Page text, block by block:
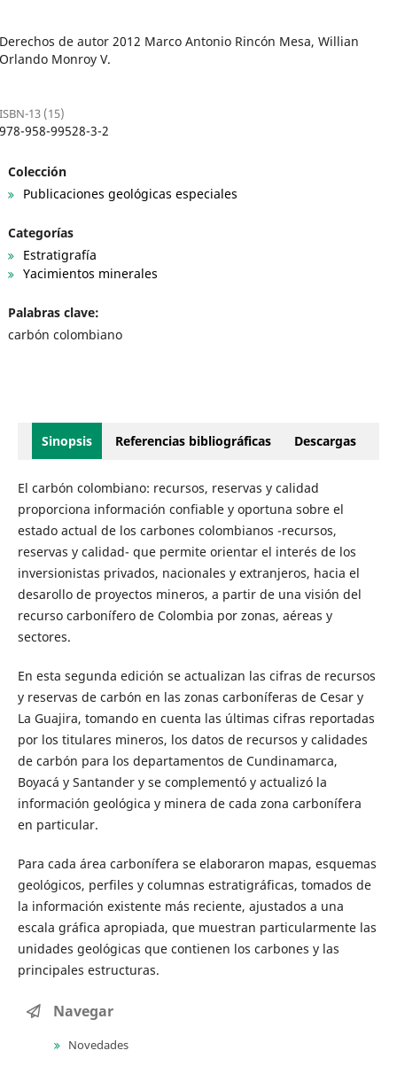
Derechos de autor 2012 Marco Antonio Rincón Mesa, Willian
Orlando Monroy V.
ISBN-13 (15)
978-958-99528-3-2
Colección
Publicaciones geológicas especiales
Categorías
Estratigrafía
Yacimientos minerales
Palabras clave:
carbón colombiano
Sinopsis Referencias bibliográficas Descargas
El carbón colombiano: recursos, reservas y calidad
proporciona información confiable y oportuna sobre el
estado actual de los carbones colombianos -recursos,
reservas y calidad- que permite orientar el interés de los
inversionistas privados, nacionales y extranjeros, hacia el
desarollo de proyectos mineros, a partir de una visión del
recurso carbonífero de Colombia por zonas, aéreas y
sectores.
En esta segunda edición se actualizan las cifras de recursos
y reservas de carbón en las zonas carboníferas de Cesar y
La Guajira, tomando en cuenta las últimas cifras reportadas
por los titulares mineros, los datos de recursos y calidades
de carbón para los departamentos de Cundinamarca,
Boyacá y Santander y se complementó y actualizó la
información geológica y minera de cada zona carbonífera
en particular.
Para cada área carbonífera se elaboraron mapas, esquemas
geológicos, perfiles y columnas estratigráficas, tomados de
la información existente más reciente, ajustados a una
escala gráfica apropiada, que muestran particularmente las
unidades geológicas que contienen los carbones y las
principales estructuras.
Navegar
Novedades